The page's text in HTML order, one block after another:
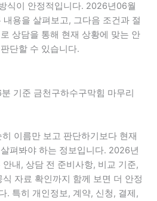
식이 안정적입니다. 2026년06월
용을 살펴보고, 그다음 조건과 절
상담을 통해 현재 상황에 맞는 안
단할 수 있습니다.
기준 금천구하수구막힘 마무리
이름만 보고 판단하기보다 현재
펴봐야 하는 정보입니다. 2026년
내, 상담 전 준비사항, 비교 기준,
자료 확인까지 함께 보면 더 안정
. 특히 개인정보, 계약, 신청, 결제,